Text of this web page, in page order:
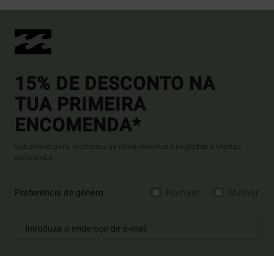
15% DE DESCONTO NA
TUA PRIMEIRA
ENCOMENDA*
Subscreve para receberes as mais recentes novidades e ofertas
exclusivas.
Preferência de género